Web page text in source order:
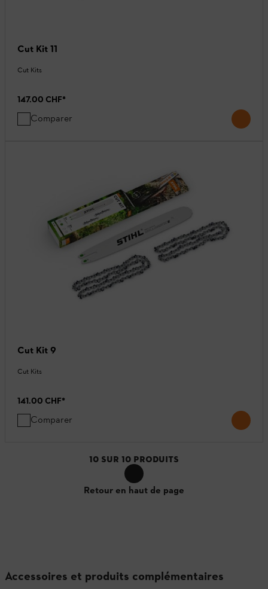
Cut Kit 11
Cut Kits
147.00 CHF*
Comparer
Cut Kit 9
Cut Kits
141.00 CHF*
Comparer
10 SUR 10 PRODUITS
Retour en haut de page
Accessoires et produits complémentaires